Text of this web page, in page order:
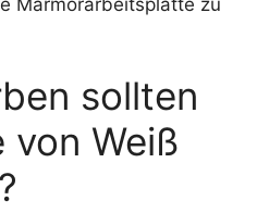
sollten
von Weiß